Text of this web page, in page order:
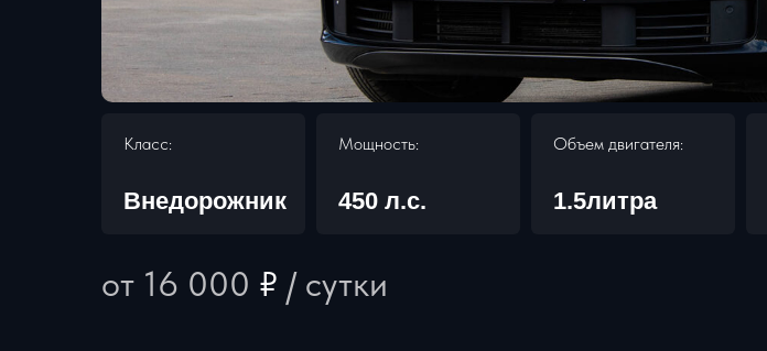
Класс:
Внедорожник
Мощность:
450 л.с.
Объем двигателя:
1.5литра
от 16 000 ₽ / сутки